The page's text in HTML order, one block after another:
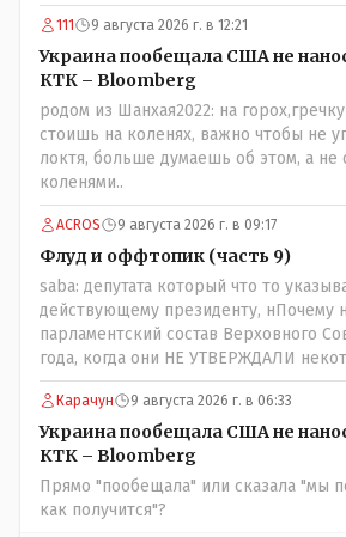
к Трампу. Ну и западные страны тем
предоставляли Зеленскому убежище,
которые развернулись потом на 180
посмотрев на того, как он не сдался,
живешь и многое знаешь о тех, на
просто прагматизм и ничего личного.
встанут под нас и наоборот и все это
111 9 августа 2026 г. в 12:21
Украина пообещала США не
КТК – Bloomberg
родом из Шанхая2022: на
стоишь на коленях, важно чтобы не
локтя, больше думаешь об этом, а не
коленями..
ACROS 9 августа 2026 г. в 09:17
Флуд и оффтопик (часть 9)
saba: депутата который что то
действующему президенту, нПочему
парламентский состав Верховного
года, когда они НЕ УТВЕРЖДАЛИ
Назарбаева, особенно в части
некоторых вопросах внутренней
Назарбай волевым Указом РАСПУСТИЛ
состав. Имя - Серикболсын Абдильдин
юывший секретарь ЦК КП Казахстана
депутат Верховного Совета и
партии коммунстов- он в то время и
Карачун 9 августа 2026 г. в 06:33
Украина пообещала США не
КТК – Bloomberg
Прямо "пообещала" или сказала "мы
как получится"?